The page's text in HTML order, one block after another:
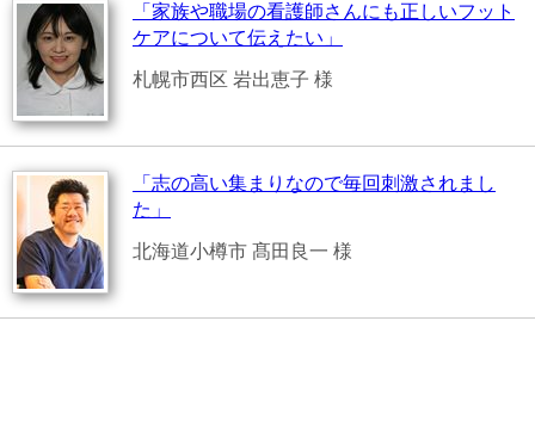
「家族や職場の看護師さんにも正しいフット
ケアについて伝えたい」
札幌市西区 岩出恵子 様
「志の高い集まりなので毎回刺激されまし
た」
北海道小樽市 髙田良一 様